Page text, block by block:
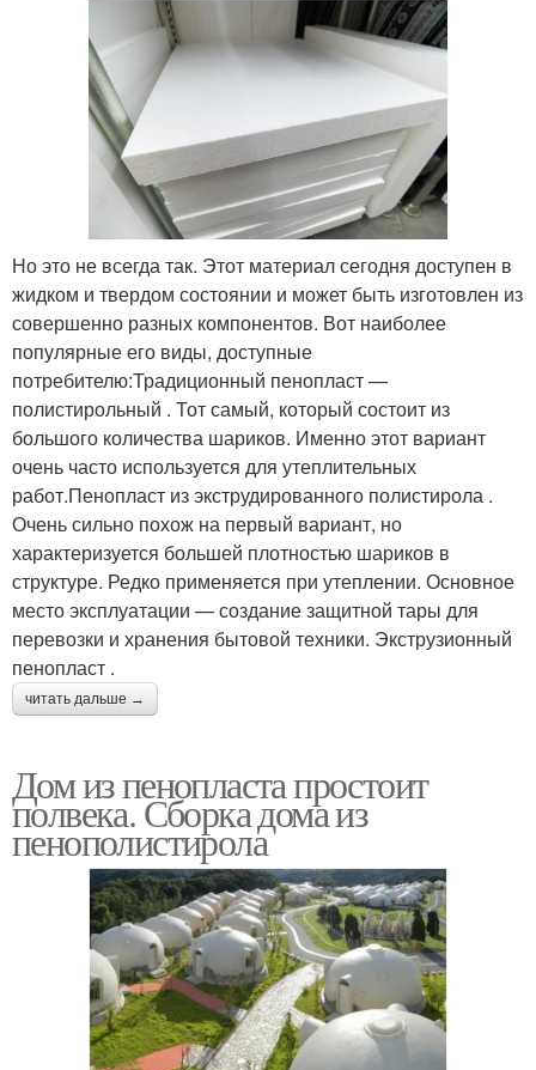
Но это не всегда так. Этот материал сегодня доступен в
жидком и твердом состоянии и может быть изготовлен из
совершенно разных компонентов. Вот наиболее
популярные его виды, доступные
потребителю:Традиционный пенопласт —
полистирольный . Тот самый, который состоит из
большого количества шариков. Именно этот вариант
очень часто используется для утеплительных
работ.Пенопласт из экструдированного полистирола .
Очень сильно похож на первый вариант, но
характеризуется большей плотностью шариков в
структуре. Редко применяется при утеплении. Основное
место эксплуатации — создание защитной тары для
перевозки и хранения бытовой техники. Экструзионный
пенопласт .
читать дальше →
Дом из пенопласта простоит
полвека. Сборка дома из
пенополистирола